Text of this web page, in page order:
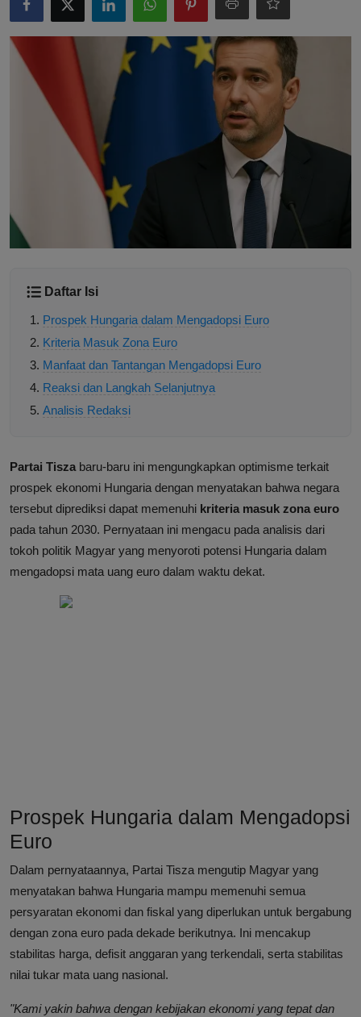
Daftar Isi
Prospek Hungaria dalam Mengadopsi Euro
Kriteria Masuk Zona Euro
Manfaat dan Tantangan Mengadopsi Euro
Reaksi dan Langkah Selanjutnya
Analisis Redaksi
Partai Tisza baru-baru ini mengungkapkan optimisme terkait
prospek ekonomi Hungaria dengan menyatakan bahwa negara
tersebut diprediksi dapat memenuhi kriteria masuk zona euro
pada tahun 2030. Pernyataan ini mengacu pada analisis dari
tokoh politik Magyar yang menyoroti potensi Hungaria dalam
mengadopsi mata uang euro dalam waktu dekat.
Prospek Hungaria dalam Mengadopsi
Euro
Dalam pernyataannya, Partai Tisza mengutip Magyar yang
menyatakan bahwa Hungaria mampu memenuhi semua
persyaratan ekonomi dan fiskal yang diperlukan untuk bergabung
dengan zona euro pada dekade berikutnya. Ini mencakup
stabilitas harga, defisit anggaran yang terkendali, serta stabilitas
nilai tukar mata uang nasional.
"Kami yakin bahwa dengan kebijakan ekonomi yang tepat dan